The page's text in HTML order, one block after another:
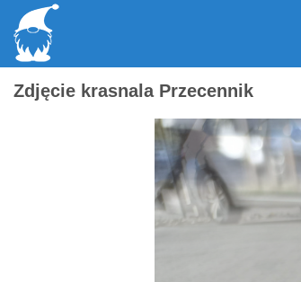
Zdjęcie krasnala Przecennik